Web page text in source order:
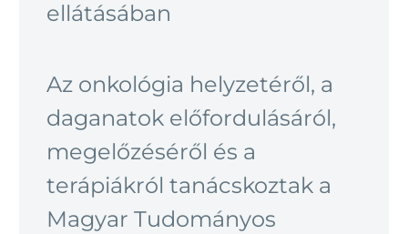
ellátásában
Az onkológia helyzetéről, a
daganatok előfordulásáról,
megelőzéséről és a
terápiákról tanácskoztak a
Magyar Tudományos